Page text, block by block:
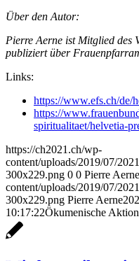
Über den Autor:
Pierre Aerne ist Mitglied des
publiziert über
Links:
https://www.efs.ch/de/
https://
spiritualitaet/helvetia-
https://ch2021.ch/wp-
content/uploads/2019/07/
300x229.png 0 0 Pierre Aerne
content/uploads/2019/07/
300x229.png Pierre Aerne
10:17:22Ökumenische